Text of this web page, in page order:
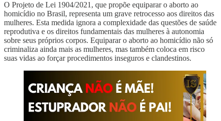
O Projeto de Lei 1904/2021, que propõe equiparar o aborto ao
homicídio no Brasil, representa um grave retrocesso aos direitos das
mulheres. Esta medida ignora a complexidade das questões de saúde
reprodutiva e os direitos fundamentais das mulheres à autonomia
sobre seus próprios corpos. Equiparar o aborto ao homicídio não só
criminaliza ainda mais as mulheres, mas também coloca em risco
suas vidas ao forçar procedimentos inseguros e clandestinos.